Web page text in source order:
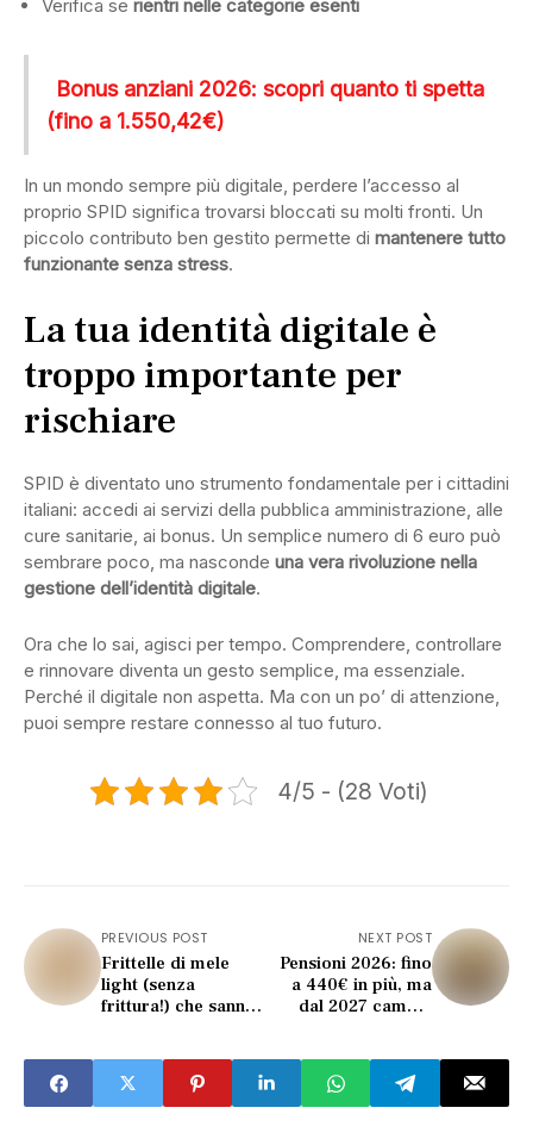
Verifica se rientri nelle categorie esenti
Bonus anziani 2026: scopri quanto ti spetta
(fino a 1.550,42€)
In un mondo sempre più digitale, perdere l’accesso al
proprio SPID significa trovarsi bloccati su molti fronti. Un
piccolo contributo ben gestito permette di mantenere tutto
funzionante senza stress.
La tua identità digitale è
troppo importante per
rischiare
SPID è diventato uno strumento fondamentale per i cittadini
italiani: accedi ai servizi della pubblica amministrazione, alle
cure sanitarie, ai bonus. Un semplice numero di 6 euro può
sembrare poco, ma nasconde una vera rivoluzione nella
gestione dell’identità digitale.
Ora che lo sai, agisci per tempo. Comprendere, controllare
e rinnovare diventa un gesto semplice, ma essenziale.
Perché il digitale non aspetta. Ma con un po’ di attenzione,
puoi sempre restare connesso al tuo futuro.
4/5 - (28 Voti)
PREVIOUS POST
Frittelle di mele
light (senza
frittura!) che sanno
NEXT POST
Pensioni 2026: fino
a 440€ in più, ma
dal 2027 cambia